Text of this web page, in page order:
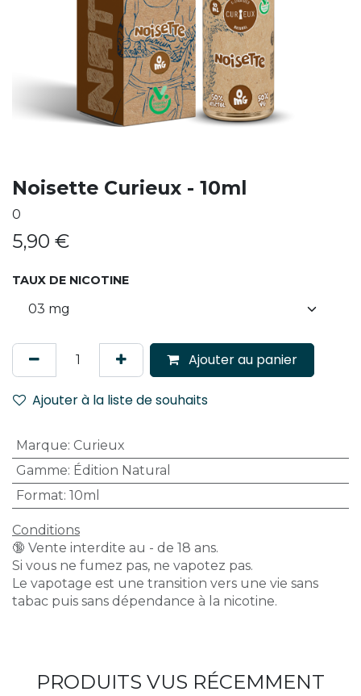
Noisette Curieux - 10ml
0
5,90 €
TAUX DE NICOTINE
Ajouter au panier
Ajouter à la liste de souhaits
Marque: Curieux
Gamme: Édition Natural
Format: 10ml
Conditions
🔞 Vente interdite au - de 18 ans.
Si vous ne fumez pas, ne vapotez pas.
Le vapotage est une transition vers une vie sans
tabac puis sans dépendance à la nicotine.
PRODUITS VUS RÉCEMMENT